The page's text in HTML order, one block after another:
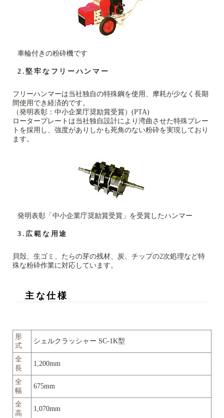
車輪付きの粉砕機です
2.堅牢なフリーハンマー
フリーハンマーは当社独自の特殊鋼を使用、摩耗が少なく長期
間使用でき経済的です。
（発明表彰：中小企業庁奨励賞受賞）(PTA)
ロータープレートは当社独自設計により湾曲させた特殊プレー
トを採用し、強度がありしかも死角のない粉砕を実現しており
ます。
発明表彰「中小企業庁奨励賞受賞」を受賞したハンマー
3.広範な用途
貝殻、生ゴミ、たらの芽の残材、炭、チップの2次処理など特
殊な粉砕作業に対応しています。
主な仕様
形
式
シェルクラッシャー SC-1K型
全
長
1,200mm
全
幅
675mm
全
高
1,070mm